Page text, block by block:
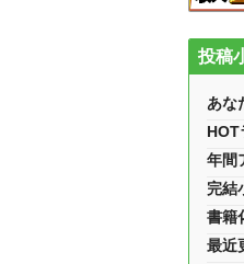
投稿
あな
HOT
年間
完結
書籍
最近